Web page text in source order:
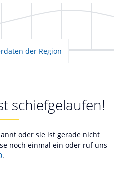
der Region
schiefgelaufen!
oder sie ist gerade nicht
noch einmal ein oder ruf uns
.